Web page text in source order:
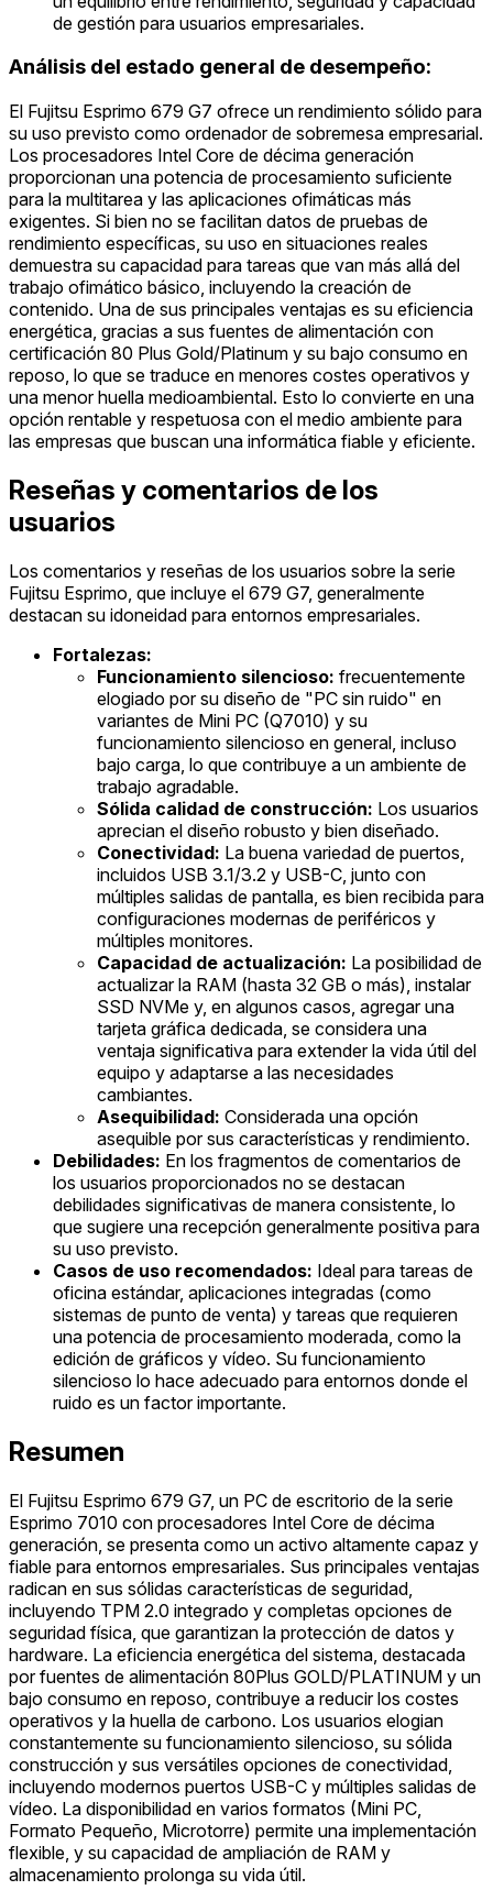
de gestión para usuarios empresariales.
Análisis del estado general de desempeño:
El Fujitsu Esprimo 679 G7 ofrece un rendimiento sólido para
su uso previsto como ordenador de sobremesa empresarial.
Los procesadores Intel Core de décima generación
proporcionan una potencia de procesamiento suficiente
para la multitarea y las aplicaciones ofimáticas más
exigentes. Si bien no se facilitan datos de pruebas de
rendimiento específicas, su uso en situaciones reales
demuestra su capacidad para tareas que van más allá del
trabajo ofimático básico, incluyendo la creación de
contenido. Una de sus principales ventajas es su eficiencia
energética, gracias a sus fuentes de alimentación con
certificación 80 Plus Gold/Platinum y su bajo consumo en
reposo, lo que se traduce en menores costes operativos y
una menor huella medioambiental. Esto lo convierte en una
opción rentable y respetuosa con el medio ambiente para
las empresas que buscan una informática fiable y eficiente.
Reseñas y comentarios de los
usuarios
Los comentarios y reseñas de los usuarios sobre la serie
Fujitsu Esprimo, que incluye el 679 G7, generalmente
destacan su idoneidad para entornos empresariales.
Fortalezas:
Funcionamiento silencioso: frecuentemente
elogiado por su diseño de "PC sin ruido" en
variantes de Mini PC (Q7010) y su
funcionamiento silencioso en general, incluso
bajo carga, lo que contribuye a un ambiente de
trabajo agradable.
Sólida calidad de construcción: Los usuarios
aprecian el diseño robusto y bien diseñado.
Conectividad: La buena variedad de puertos,
incluidos USB 3.1/3.2 y USB-C, junto con
múltiples salidas de pantalla, es bien recibida para
configuraciones modernas de periféricos y
múltiples monitores.
Capacidad de actualización: La posibilidad de
actualizar la RAM (hasta 32 GB o más), instalar
SSD NVMe y, en algunos casos, agregar una
tarjeta gráfica dedicada, se considera una
ventaja significativa para extender la vida útil del
equipo y adaptarse a las necesidades
cambiantes.
Asequibilidad: Considerada una opción
asequible por sus características y rendimiento.
Debilidades: En los fragmentos de comentarios de
los usuarios proporcionados no se destacan
debilidades significativas de manera consistente, lo
que sugiere una recepción generalmente positiva para
su uso previsto.
Casos de uso recomendados: Ideal para tareas de
oficina estándar, aplicaciones integradas (como
sistemas de punto de venta) y tareas que requieren
una potencia de procesamiento moderada, como la
edición de gráficos y vídeo. Su funcionamiento
silencioso lo hace adecuado para entornos donde el
ruido es un factor importante.
Resumen
El Fujitsu Esprimo 679 G7, un PC de escritorio de la serie
Esprimo 7010 con procesadores Intel Core de décima
generación, se presenta como un activo altamente capaz y
fiable para entornos empresariales. Sus principales ventajas
radican en sus sólidas características de seguridad,
incluyendo TPM 2.0 integrado y completas opciones de
seguridad física, que garantizan la protección de datos y
hardware. La eficiencia energética del sistema, destacada
por fuentes de alimentación 80Plus GOLD/PLATINUM y un
bajo consumo en reposo, contribuye a reducir los costes
operativos y la huella de carbono. Los usuarios elogian
constantemente su funcionamiento silencioso, su sólida
construcción y sus versátiles opciones de conectividad,
incluyendo modernos puertos USB-C y múltiples salidas de
vídeo. La disponibilidad en varios formatos (Mini PC,
Formato Pequeño, Microtorre) permite una implementación
flexible, y su capacidad de ampliación de RAM y
almacenamiento prolonga su vida útil.